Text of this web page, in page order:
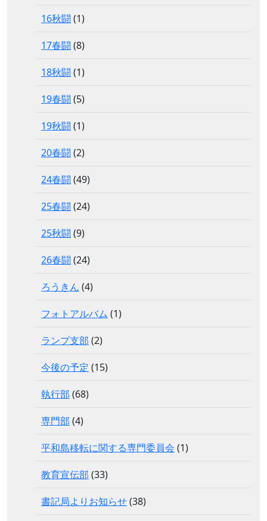
16秋闘 (1)
17春闘 (8)
18秋闘 (1)
19春闘 (5)
19秋闘 (1)
20春闘 (2)
24春闘 (49)
25春闘 (24)
25秋闘 (9)
26春闘 (24)
ろうきん (4)
フォトアルバム (1)
ランプ支部 (2)
今後の予定 (15)
執行部 (68)
専門部 (4)
平和島移転に関する専門委員会 (1)
教育宣伝部 (33)
書記局よりお知らせ(38)